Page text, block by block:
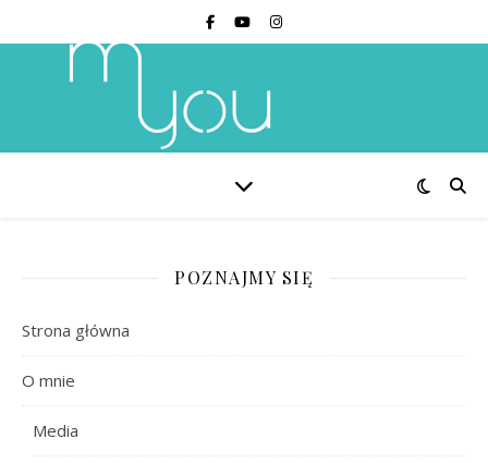
POZNAJMY SIĘ
Strona główna
O mnie
Media